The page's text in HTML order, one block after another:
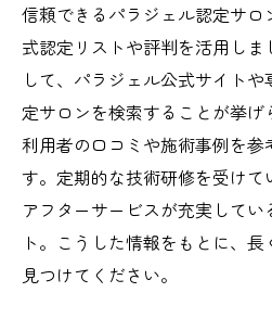
ネイルサロン選びで
されるワケ
パラジェルの費用対効果
法
ネイルサロンでのパ
値を比較
パラジェルが東京都
果の考え方
信頼できるパラジェル認定サ
式認定リストや評判を活用しま
して、パラジェル公式サイト
定サロンを検索することが挙
利用者の口コミや施術事例を
す。定期的な技術研修を受けて
アフターサービスが充実して
ト。こうした情報をもとに、
見つけてください。